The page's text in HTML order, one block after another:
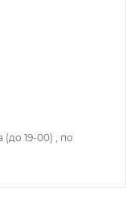
(до 19-00) , по